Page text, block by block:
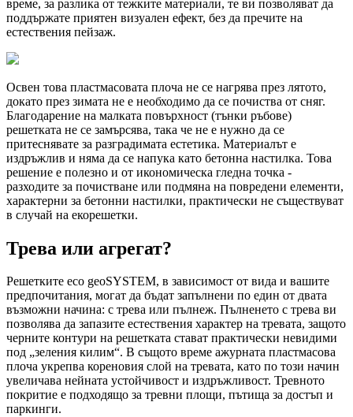
време, за разлика от тежките материали, те ви позволяват да
поддържате приятен визуален ефект, без да пречите на
естествения пейзаж.
Освен това пластмасовата плоча не се нагрява през лятото,
докато през зимата не е необходимо да се почиства от сняг.
Благодарение на малката повърхност (тънки ръбове)
решетката не се замърсява, така че не е нужно да се
притеснявате за разградимата естетика. Материалът е
издръжлив и няма да се напука като бетонна настилка. Това
решение е полезно и от икономическа гледна точка -
разходите за почистване или подмяна на повредени елементи,
характерни за бетонни настилки, практически не съществуват
в случай на екорешетки.
Трева или агрегат?
Решетките eco geoSYSTEM, в зависимост от вида и вашите
предпочитания, могат да бъдат запълнени по един от двата
възможни начина: с трева или пълнеж. Пълненето с трева ви
позволява да запазите естествения характер на тревата, защото
черните контури на решетката стават практически невидими
под „зеления килим“. В същото време ажурната пластмасова
плоча укрепва кореновия слой на тревата, като по този начин
увеличава нейната устойчивост и издръжливост. Тревното
покритие е подходящо за тревни площи, пътища за достъп и
паркинги.